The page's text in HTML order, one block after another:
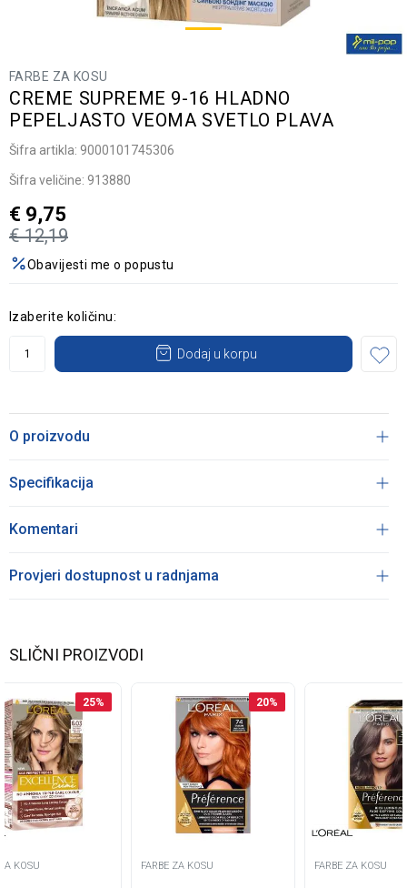
FARBE ZA KOSU
CREME SUPREME 9-16 HLADNO
PEPELJASTO VEOMA SVETLO PLAVA
Šifra artikla: 9000101745306
Šifra veličine: 913880
€ 12,19
€ 9,75
Obavijesti me o popustu
Izaberite količinu:
Dodaj u korpu
O proizvodu
Specifikacija
Komentari
Provjeri dostupnost u radnjama
SLIČNI PROIZVODI
25%
KOSU
20%
FARBE ZA KOSU FARBE ZA KOSU